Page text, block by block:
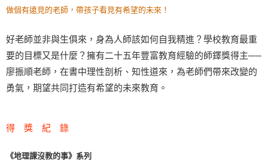
做個有遠見的老師，帶孩子看見有希望的未來！
好老師並非與生俱來，身為人師該如何自我精進？學校教育最重
要的目標又是什麼？擁有二十五年豐富教育經驗的師鐸獎得主──
廖振順老師，在書中理性剖析、知性道來，為老師們帶來改變的
勇氣，期望共同打造有希望的未來教育。
得 獎 紀 錄
《地理課沒教的事》系列